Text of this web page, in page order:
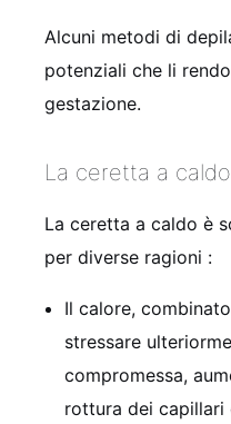
Alcuni metodi di
potenziali che li
gestazione.
La ceretta a
La ceretta a caldo è
per diverse ragioni :
Il calore,
stressare
compromessa,
rottura dei capillari